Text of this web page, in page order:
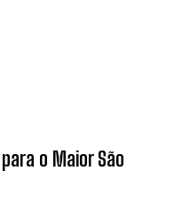
o Maior São